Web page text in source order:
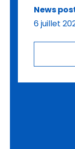
News
6 juillet